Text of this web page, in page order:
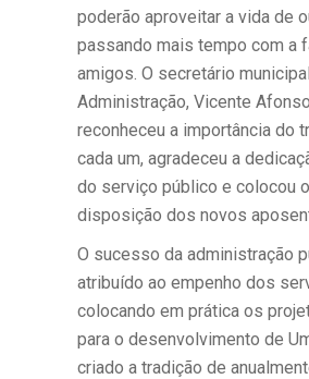
poderão aproveitar a vida de
passando mais tempo com a
amigos. O secretário
Administração, Vicente
reconheceu a importância do
cada um, agradeceu a
do serviço público e colocou
disposição dos novos
O sucesso da administração
atribuído ao empenho dos
colocando em prática os
para o desenvolvimento de
criado a tradição de